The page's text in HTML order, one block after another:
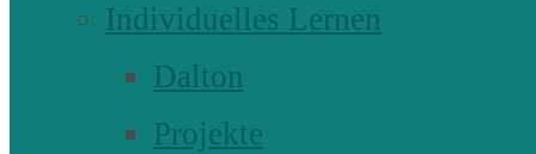
Individuelles Lernen
Dalton
Projekte